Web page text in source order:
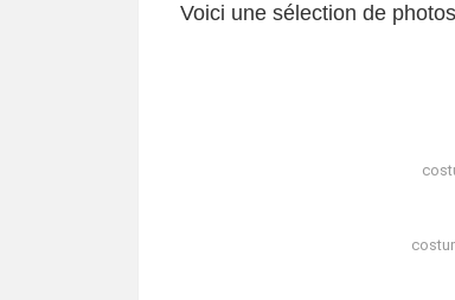
Voici une sélection de